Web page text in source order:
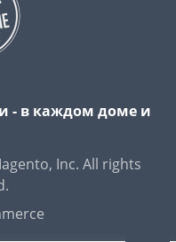
- в каждом доме и
Inc. All rights